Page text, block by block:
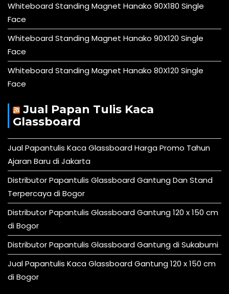
Whiteboard Standing Magnet Hanako 90X180 Single
Face
Whiteboard Standing Magnet Hanako 90X120 Single
Face
Whiteboard Standing Magnet Hanako 80X120 Single
Face
Jual Papan Tulis Kaca
Glassboard
Jual Papantulis Kaca Glassboard Harga Promo Tahun
Ajaran Baru di Jakarta
Distributor Papantulis Glassboard Gantung Dan Stand
Terpercaya di Bogor
Distributor Papantulis Glassboard Gantung 120 x 150 cm
di Bogor
Distributor Papantulis Glassboard Gantung di Sukabumi
Jual Papantulis Kaca Glassboard Gantung 120 x 150 cm
di Bogor